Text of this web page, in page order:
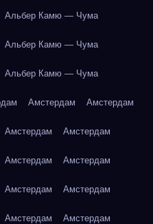
Альбер Камю — Чума
Альбер Камю — Чума
Альбер Камю — Чума
Амстердам Амстердам
Амстердам Амстердам
Амстердам Амстердам
Амстердам Амстердам
Амстердам Амстердам